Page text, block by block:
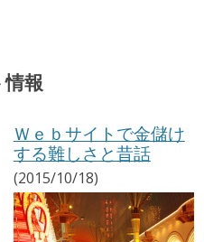
報
Ｗｅｂサイトで金儲け
する難しさと昔話
(2015/10/18)